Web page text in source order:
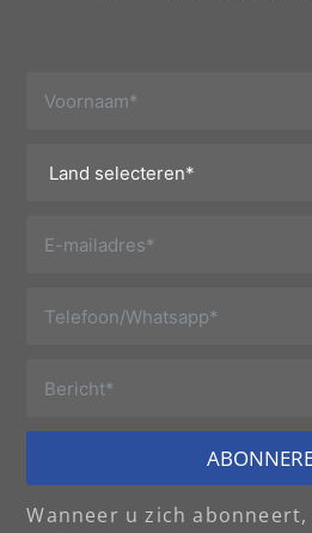
Wanneer u zich